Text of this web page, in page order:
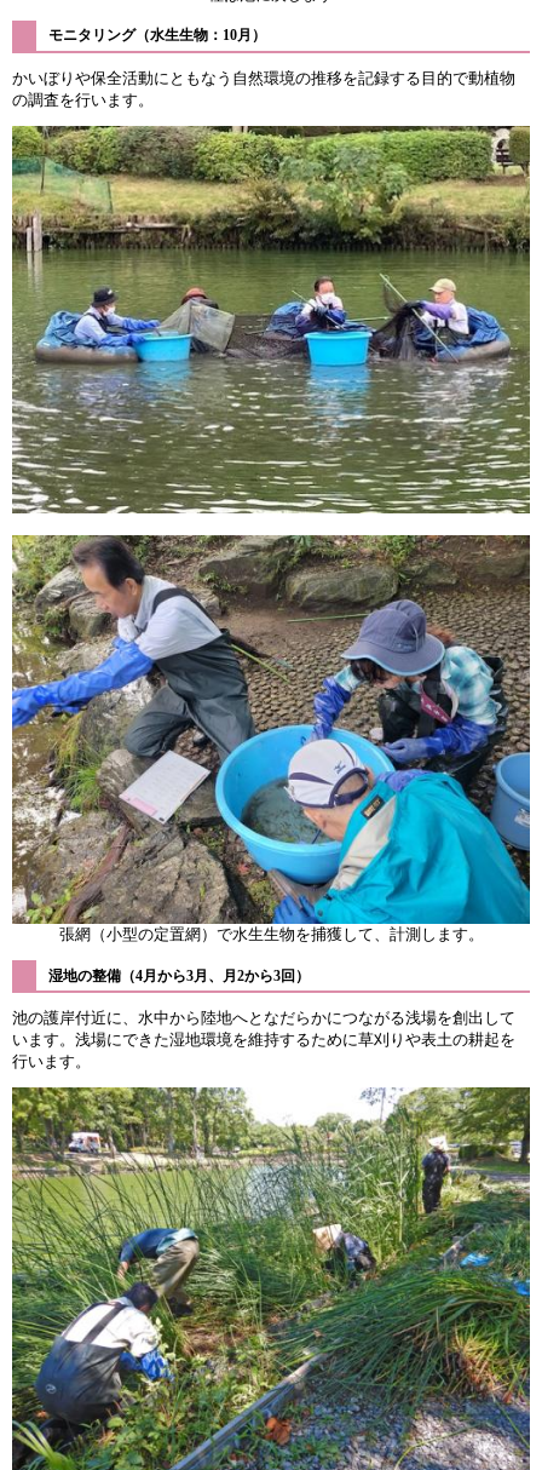
モニタリング（水生生物：10月）
かいぼりや保全活動にともなう自然環境の推移を記録する目的で動植物
の調査を行います。
張網（小型の定置網）で水生生物を捕獲して、計測します。
湿地の整備（4月から3月、月2から3回）
池の護岸付近に、水中から陸地へとなだらかにつながる浅場を創出して
います。浅場にできた湿地環境を維持するために草刈りや表土の耕起を
行います。